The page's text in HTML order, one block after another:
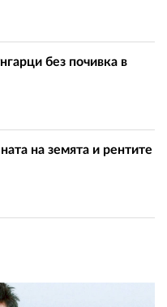
без почивка в
на земята и рентите